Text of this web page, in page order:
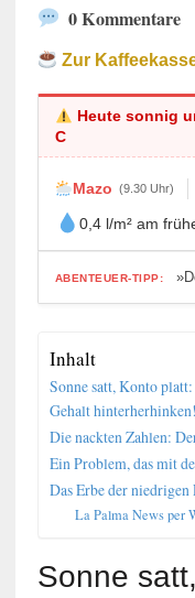
0 Kommentare
Zur
Heute sonnig
C
Mazo (9.30 Uhr)
0,4 l/m² am
ABENTEUER-TIPP: »Der
Inhalt
Sonne satt, Konto
Gehalt hinterherhinken!
Die nackten Zahlen:
Ein Problem, das mit
Das Erbe der
La Palma News per
Sonne